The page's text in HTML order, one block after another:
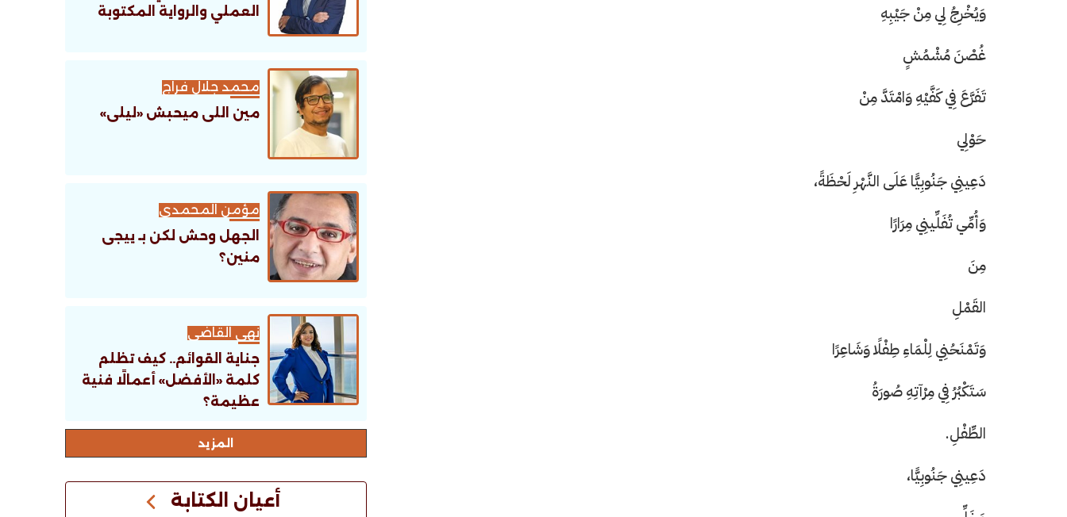
وَيُخْرِجُ لِي مِنْ جَيْبِهِ
غُصْنَ مُشْمُشٍ
تَفَرَّعَ فِي كَفَّيْهِ وَامْتَدَّ مِنْ
حَوْلِي
دَعِينِي جَنُوبِيًّا عَلَى النَّهْرِ لَحْظَةً،
وَأُمِّي تُفَلِّينِي مِرَارًا
مِنَ
القَمْلِ
وَتَمْنَحُنِي لِلْمَاءِ طِفْلًا وَشَاعِرًا
سَتَكْبُرُ فِي مِرْآتِهِ صُورَةُ
الطِّفْلِ.
دَعِينِي جَنُوبِيًّا،
العملي والرواية المكتوبة
محمد جلال فراج
مين اللى ميحبش «ليلى»
مؤمن المحمدى
الجهل وحش لكن بـ ييجى
منين؟
نهى القاضى
جناية القوائم.. كيف تظلم
كلمة «الأفضل» أعمالًا فنية
عظيمة؟
اﻟﻤﺰﻳﺪ
أعيان الكتابة